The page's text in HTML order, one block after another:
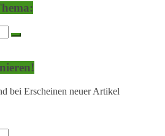
bei Erscheinen neuer Artikel